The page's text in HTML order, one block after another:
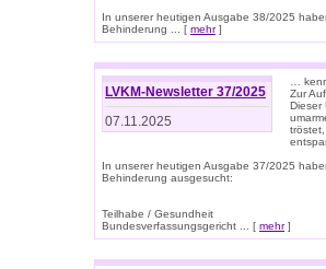
In unserer heutigen Ausgabe 38/2025
Behinderung ... [ mehr]
LVKM-Newsletter 37/2025
07.11.2025
…
Zur
Dieser
In unserer heutigen Ausgabe 37/2025
Behinderung ausgesucht:
Teilhabe / Gesundheit
Bundesverfassungsgericht ... [ mehr]